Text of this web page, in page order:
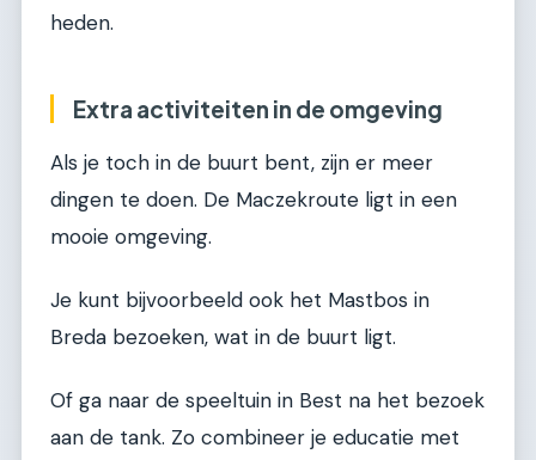
heden.
Extra activiteiten in de omgeving
Als je toch in de buurt bent, zijn er meer
dingen te doen. De Maczekroute ligt in een
mooie omgeving.
Je kunt bijvoorbeeld ook het Mastbos in
Breda bezoeken, wat in de buurt ligt.
Of ga naar de speeltuin in Best na het bezoek
aan de tank. Zo combineer je educatie met